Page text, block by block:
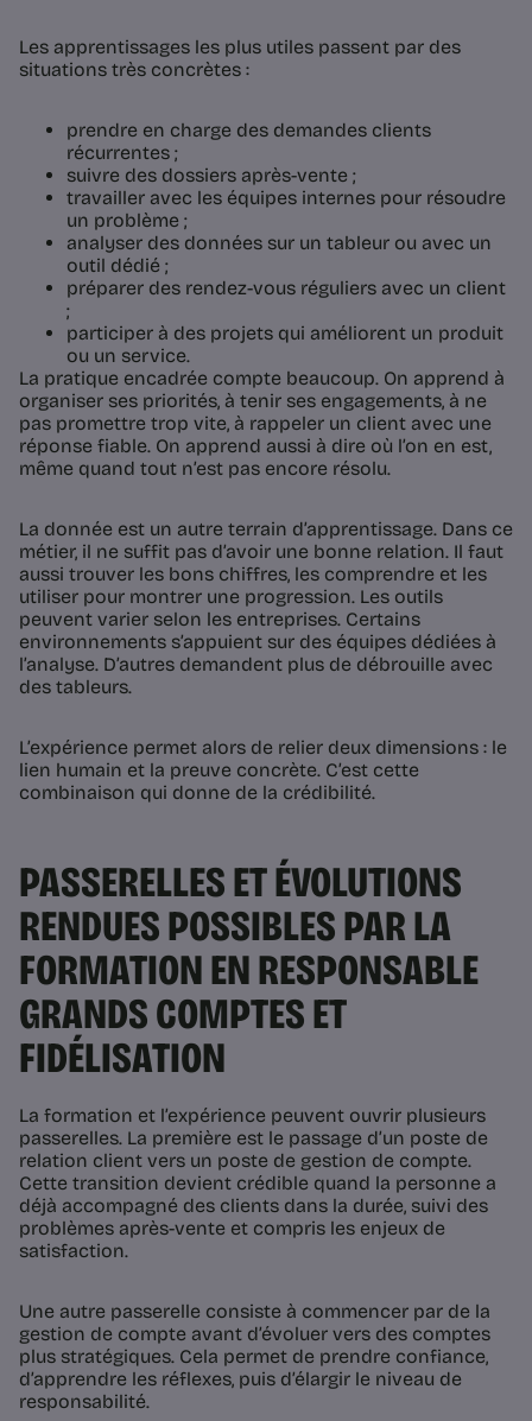
Les apprentissages les plus utiles passent par des
situations très concrètes :
prendre en charge des demandes clients
récurrentes ;
suivre des dossiers après-vente ;
travailler avec les équipes internes pour résoudre
un problème ;
analyser des données sur un tableur ou avec un
outil dédié ;
préparer des rendez-vous réguliers avec un client
;
participer à des projets qui améliorent un produit
ou un service.
La pratique encadrée compte beaucoup. On apprend à
organiser ses priorités, à tenir ses engagements, à ne
pas promettre trop vite, à rappeler un client avec une
réponse fiable. On apprend aussi à dire où l’on en est,
même quand tout n’est pas encore résolu.
La donnée est un autre terrain d’apprentissage. Dans ce
métier, il ne suffit pas d’avoir une bonne relation. Il faut
aussi trouver les bons chiffres, les comprendre et les
utiliser pour montrer une progression. Les outils
peuvent varier selon les entreprises. Certains
environnements s’appuient sur des équipes dédiées à
l’analyse. D’autres demandent plus de débrouille avec
des tableurs.
L’expérience permet alors de relier deux dimensions : le
lien humain et la preuve concrète. C’est cette
combinaison qui donne de la crédibilité.
PASSERELLES ET ÉVOLUTIONS
RENDUES POSSIBLES PAR LA
FORMATION EN RESPONSABLE
GRANDS COMPTES ET
FIDÉLISATION
La formation et l’expérience peuvent ouvrir plusieurs
passerelles. La première est le passage d’un poste de
relation client vers un poste de gestion de compte.
Cette transition devient crédible quand la personne a
déjà accompagné des clients dans la durée, suivi des
problèmes après-vente et compris les enjeux de
satisfaction.
Une autre passerelle consiste à commencer par de la
gestion de compte avant d’évoluer vers des comptes
plus stratégiques. Cela permet de prendre confiance,
d’apprendre les réflexes, puis d’élargir le niveau de
responsabilité.